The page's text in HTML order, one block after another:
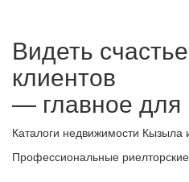
Брокер
Плюс
риелторская
компания
Видеть
клиентов
— главное для
Каталоги недвижимости
Профессиональные